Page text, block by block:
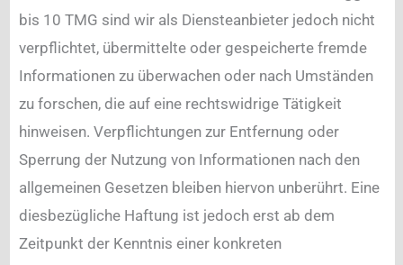
bis 10 TMG sind wir als Diensteanbieter jedoch nicht
verpflichtet, übermittelte oder gespeicherte fremde
Informationen zu überwachen oder nach Umständen
zu forschen, die auf eine rechtswidrige Tätigkeit
hinweisen. Verpflichtungen zur Entfernung oder
Sperrung der Nutzung von Informationen nach den
allgemeinen Gesetzen bleiben hiervon unberührt. Eine
diesbezügliche Haftung ist jedoch erst ab dem
Zeitpunkt der Kenntnis einer konkreten